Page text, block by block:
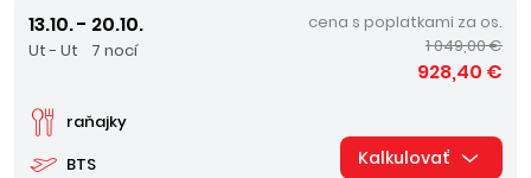
13.10. - 20.10.
Ut - Ut 7 nocí
BTS
raňajky
cena s poplatkami za os.
1 049,00 €
928,40 €
Kalkulovať